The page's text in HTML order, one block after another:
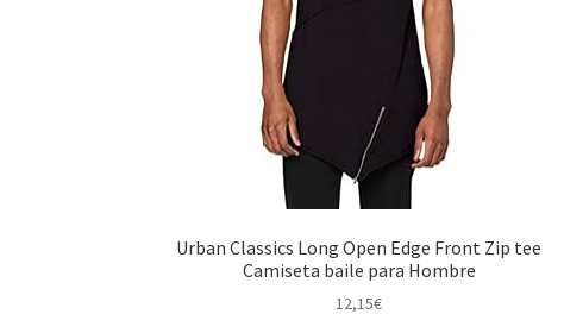
Urban Classics Long Open Edge Front Zip tee
Camiseta baile para Hombre
12,15€